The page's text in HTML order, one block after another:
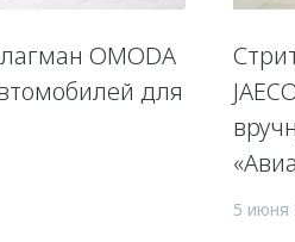
OMODA
для
5 июня